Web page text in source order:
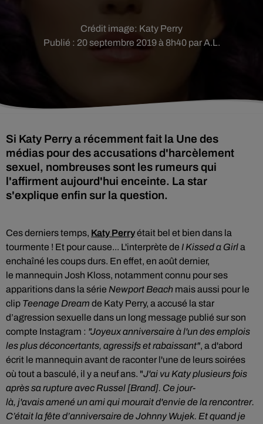
Publié : 20 septembre 2019 à 8h40 par A.L.
Crédit image: Katy Perry
Si Katy Perry a récemment fait la Une des
médias pour des accusations d'harcèlement
sexuel, nombreuses sont les rumeurs qui
l'affirment aujourd'hui enceinte. La star
s'explique enfin sur la question.
Ces derniers temps, Katy Perryétait bel et bien dans la
tourmente ! Et pour cause... L'interprète de I Kissed a Girla
enchaîné les coups durs. En effet, en août dernier,
le mannequin Josh Kloss, notamment connu pour ses
apparitions dans la série Newport Beach mais aussi pour le
clip Teenage Dream de Katy Perry, a accusé la star
d’agression sexuelle dans un long message publié sur son
compte Instagram : "Joyeux anniversaire à l'un des emplois
les plus déconcertants, agressifs et rabaissant", a d'abord
écrit le mannequin avant de raconter l'une de leurs soirées
où tout a basculé, il y a neuf ans. "J'ai vu Katy plusieurs fois
après sa rupture avec Russel [Brand]. Ce jour-
là, j'avais amené un ami qui mourait d'envie de la rencontrer.
C’était la fête d’anniversaire de Johnny Wujek. Et quand je